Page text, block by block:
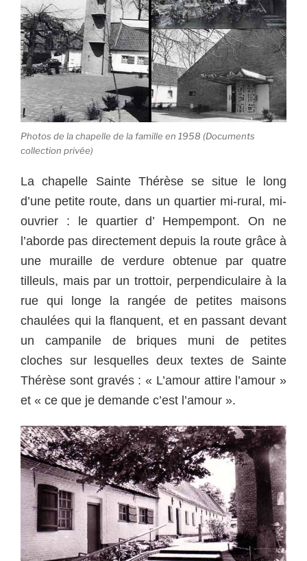
Photos de la chapelle de la famille en 1958 (Documents
collection privée)
La chapelle Sainte Thérèse se situe le long
d’une petite route, dans un quartier mi-rural, mi-
ouvrier : le quartier d’ Hempempont. On ne
l’aborde pas directement depuis la route grâce à
une muraille de verdure obtenue par quatre
tilleuls, mais par un trottoir, perpendiculaire à la
rue qui longe la rangée de petites maisons
chaulées qui la flanquent, et en passant devant
un campanile de briques muni de petites
cloches sur lesquelles deux textes de Sainte
Thérèse sont gravés : « L’amour attire l’amour »
et « ce que je demande c’est l’amour ».